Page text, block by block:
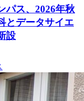
パス、2026年秋
とデータサイエ
設